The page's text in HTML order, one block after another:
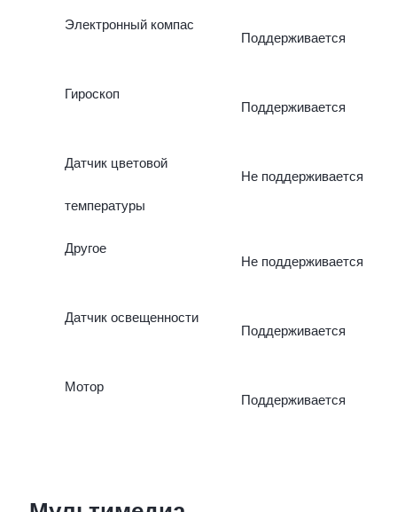
Электронный компас
Поддерживается
Гироскоп
Поддерживается
Датчик цветовой
температуры
Не поддерживается
Другое
Не поддерживается
Датчик освещенности
Поддерживается
Мотор
Поддерживается